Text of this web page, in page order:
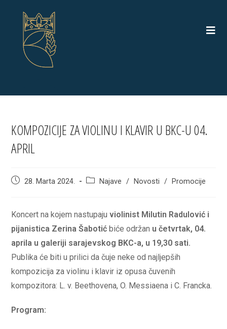
KOMPOZICIJE ZA VIOLINU I KLAVIR U BKC-U 04.
APRIL
Post28. Marta 2024.
PostNajave / Novosti / Promocije
Koncert na kojem nastupajuviolinist Milutin Radulović i
pijanistica Zerina Šabotić biće održan u četvrtak, 04.
aprila u galeriji sarajevskog BKC-a, u 19,30 sati.
Publika će biti u prilici da čuje neke od najljepših
kompozicija za violinu i klavir iz opusa čuvenih
kompozitora: L. v. Beethovena, O. Messiaena i C. Francka.
Program: